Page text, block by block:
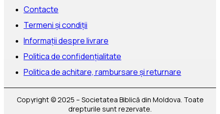
Contacte
Termeni și condiții
Informații despre livrare
Politica de confidențialitate
Politica de achitare, rambursare și returnare
Copyright © 2025 – Societatea Biblică din Moldova. Toate
drepturile sunt rezervate.